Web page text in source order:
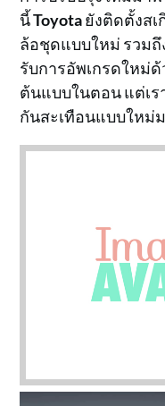
นี้Toyotaยังติดตั้งส
ล้อชุดแบบใหม่ รวมถึ
รับการอัพเกรดใหม่
ต้นแบบในตอน แต่เ
กันสะเทือนแบบใหม่